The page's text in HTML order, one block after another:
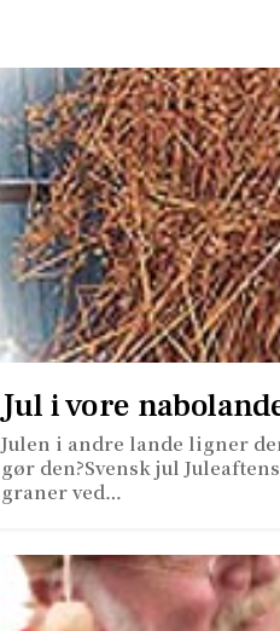
Jul i vore
Julen i andre lande ligner
gør den?Svensk jul
graner ved…